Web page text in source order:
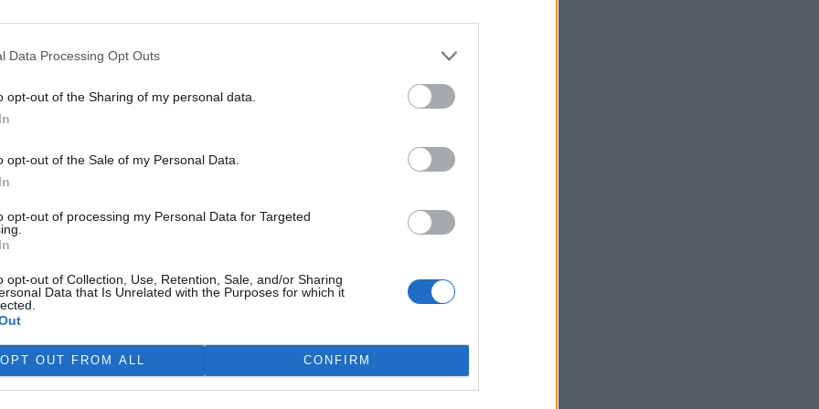
Data Processing Opt Outs
opt-out of the Sharing of my personal data.
opt-out of the Sale of my Personal Data.
opt-out of processing my Personal Data for Targeted
opt-out of Collection, Use, Retention, Sale, and/or Sharing
Data that Is Unrelated with the Purposes for which it
OPT OUT FROM ALL CONFIRM
zdůvodnění ohrožovat její hospodaření i volnou soutěž
snížení rizika zneužití autorizované společnosti
zpětného odběru a využití obalů jejích klientů.
zabránit spekulativnímu obchodování s akciemi
její akcionářskou strukturu. Mechanismus je podle
měla nejméně 34 akcionářů místo nynějších
povinností zpětného odběru a využití odpadů z
zabrání vzniku dominantních pozic v akcionářské
podpořili. "Je nepopiratelné, že nynější systém
jediný subjekt, vykazuje určité systémové vady,"
obavy například z možných arbitráží. Petr Bendl (ODS)
soutěž, podnikání a na vlastnická práva.